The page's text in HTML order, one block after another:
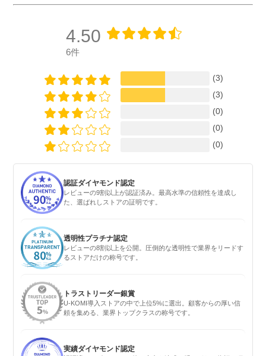
4.50
6件
(3)
(3)
(0)
(0)
(0)
認証ダイヤモンド認定
レビューの9割以上が認証済み。最高水準の信頼性を達成し
た、選ばれしストアの証明です。
透明性プラチナ認定
レビューの8割以上を公開。圧倒的な透明性で業界をリードす
るストアだけの称号です。
トラストリーダー銀賞
U-KOMI導入ストアの中で上位5%に選出。顧客からの厚い信
頼を集める、業界トップクラスの称号です。
実績ダイヤモンド認定